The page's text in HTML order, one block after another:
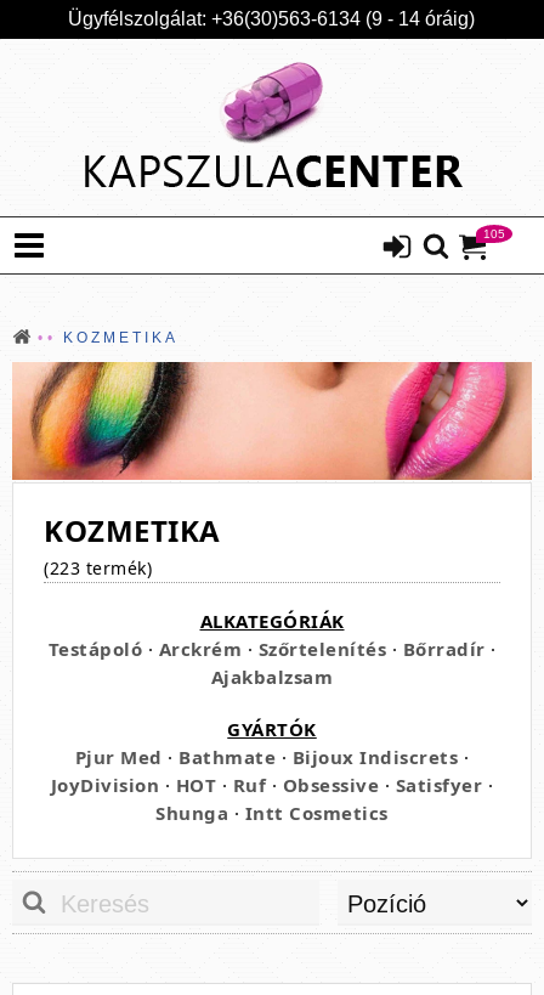
Ügyfélszolgálat: +36(30)563-6134 (9 - 14 óráig)
105
KOZMETIKA
KOZMETIKA
(223 termék)
ALKATEGÓRIÁK
Testápoló · Arckrém · Szőrtelenítés · Bőrradír ·
Ajakbalzsam
GYÁRTÓK
Pjur Med · Bathmate · Bijoux Indiscrets ·
JoyDivision · HOT · Ruf · Obsessive · Satisfyer ·
Shunga · Intt Cosmetics